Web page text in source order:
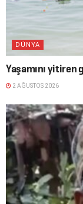
DÜNYA
Yaşamını yitiren
2 AĞUSTOS 2026